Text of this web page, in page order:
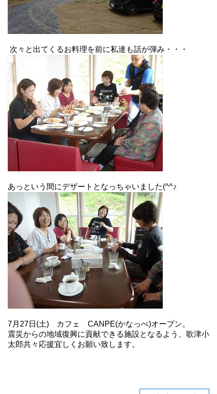
次々と出てくるお料理を前に私達も話が弾み・・・
あっという間にデザートとなっちゃいました(^^♪
7月27日(土) カフェ CANPE(かなっぺ)オープン。
震災からの地域復興に貢献できる施設となるよう、歌津小
太郎共々応援宜しくお願い致します。